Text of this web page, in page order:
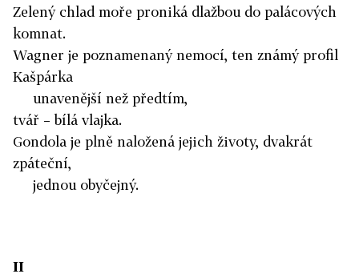
Zelený chlad moře proniká dlažbou do palácových
komnat.
Wagner je poznamenaný nemocí, ten známý profil
Kašpárka
unavenější než předtím,
tvář – bílá vlajka.
Gondola je plně naložená jejich životy, dvakrát
zpáteční,
jednou obyčejný.
II